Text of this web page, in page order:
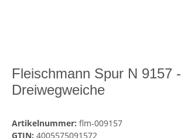
Fleischmann Spur N 9157 -
Dreiwegweiche
Artikelnummer:flm-009157
GTIN: 4005575091572